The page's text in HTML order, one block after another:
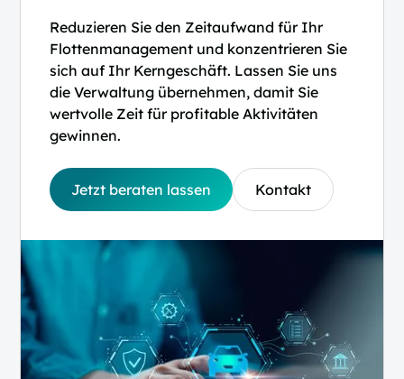
Reduzieren Sie den Zeitaufwand für Ihr
Flottenmanagement und konzentrieren Sie
sich auf Ihr Kerngeschäft. Lassen Sie uns
die Verwaltung übernehmen, damit Sie
wertvolle Zeit für profitable Aktivitäten
gewinnen.
Jetzt beraten lassen Kontakt